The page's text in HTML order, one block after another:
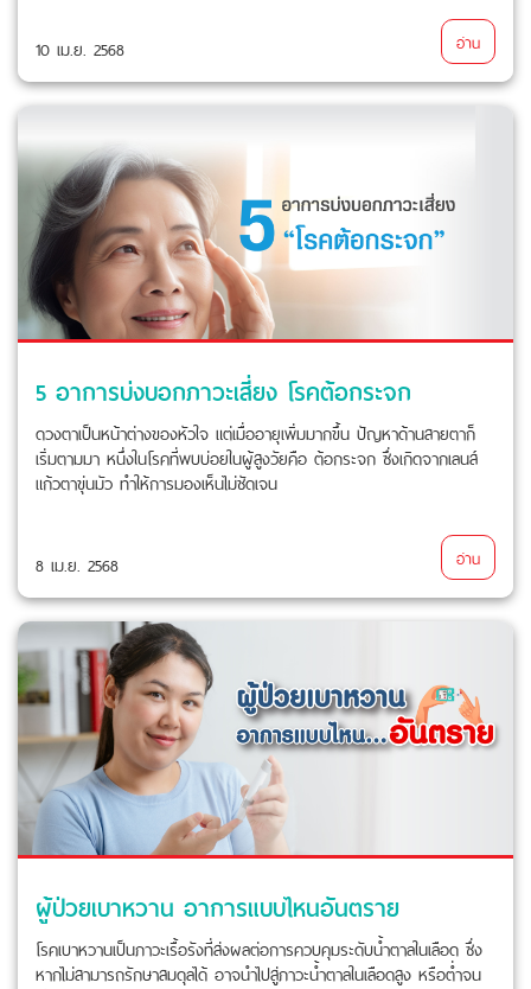
10 เม.ย. 2568 อ่าน
5 อาการบ่งบอกภาวะเสี่ยง โรคต้อกระจก
ดวงตาเป็นหน้าต่างของหัวใจ แต่เมื่ออายุเพิ่มมากขึ้น ปัญหาด้านสายตาก็
เริ่มตามมา หนึ่งในโรคที่พบบ่อยในผู้สูงวัยคือ ต้อกระจก ซึ่งเกิดจากเลนส์
แก้วตาขุ่นมัว ทำให้การมองเห็นไม่ชัดเจน
8 เม.ย. 2568 อ่าน
ผู้ป่วยเบาหวาน อาการแบบไหนอันตราย
โรคเบาหวานเป็นภาวะเรื้อรังที่ส่งผลต่อการควบคุมระดับน้ำตาลในเลือด ซึ่ง
หากไม่สามารถรักษาสมดุลได้ อาจนำไปสู่ภาวะน้ำตาลในเลือดสูง หรือต่ำจน